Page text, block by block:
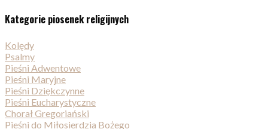
Kategorie piosenek religijnych
Kolędy
Psalmy
Pieśni Adwentowe
Pieśni Maryjne
Pieśni Dziękczynne
Pieśni Eucharystyczne
Chorał Gregoriański
Pieśni do Miłosierdzia Bożego